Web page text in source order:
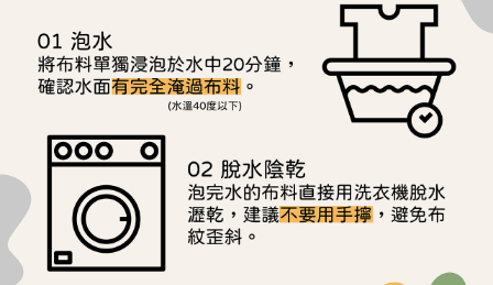
https://aftee.tw/terms/#terms3
３．未成年的使用者請事先徵得法定代理人或監護人之同意方可使用
「AFTEE先享後付」，若未經同意申辦者引起之損失，本公司不負相關責
任。
４．使用「AFTEE先享後付」時，將依據個別帳號之用戶狀況，依本公司即
時審查核予不同之上限額度；若仍有額度不足之情形，本公司將視審查結果
請求用戶進行身份認證。
５．嚴禁一人註冊多個帳號或使用他人資訊註冊。若發現惡意使用之情形，
恩沛科技股份有限公司將有權停止該用戶之使用額度並採取法律行動。